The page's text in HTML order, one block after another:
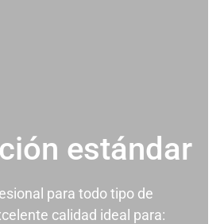
estándar
para todo tipo de
calidad ideal para: